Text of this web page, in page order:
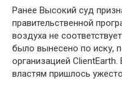
Ранее Высокий суд
правительственной
воздуха не
было вынесено по иску,
организацией ClientEarth.
властям пришлось